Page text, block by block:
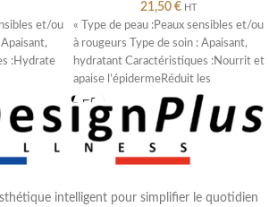
et/ou
:Hydrate
21,50 € HT
« Type de peau :Peaux sensibles et/ou
à rougeurs Type de soin : Apaisant,
hydratant Caractéristiques :Nourrit et
apaise l’épidermeRéduit les
intelligent pour simplifier le quotidien